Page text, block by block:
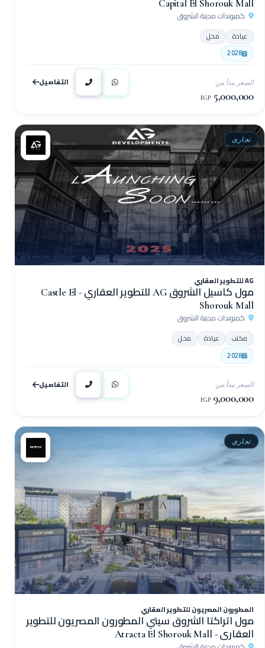
Capital El Shorouk Mall
كمبوندات مدينة الشروق
عيادة
محل
2028
السعر يبدأ من
5,000,000
EGP
التفاصيل
تجارى
AG للتطوير العقاري
مول كاسيل الشروق AG للتطوير العقاري - Castle El
Shorouk Mall
كمبوندات مدينة الشروق
مكتب عيادة
محل
2028
السعر يبدأ من
9,000,000
EGP
التفاصيل
تجارى
المطورون المصريون للتطوير العقاري
مول اتراكتا الشروق سيتي المطورون المصريون للتطوير
العقاري - Atracta El Shorouk Mall